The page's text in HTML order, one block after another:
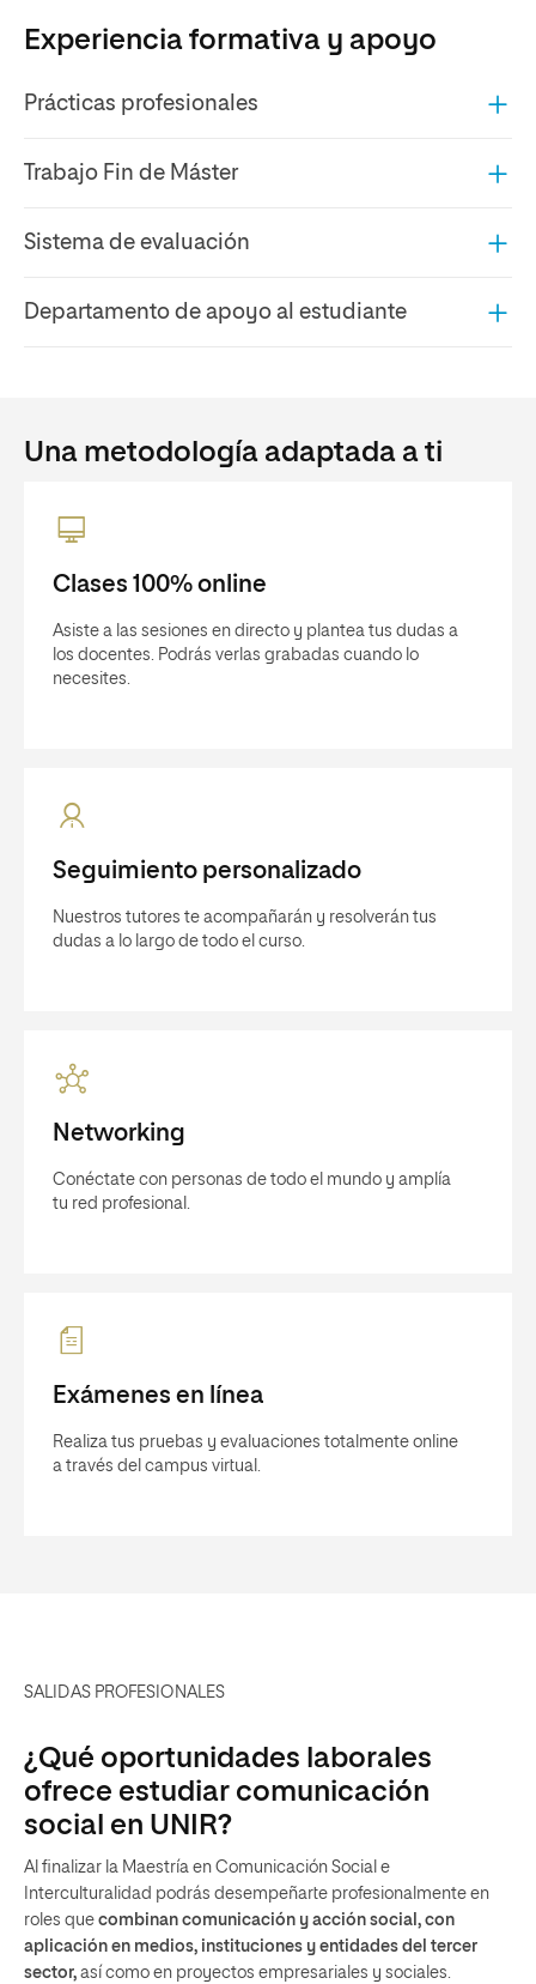
Experiencia formativa y apoyo
Prácticas profesionales
Trabajo Fin de Máster
Sistema de evaluación
Departamento de apoyo al estudiante
Una metodología adaptada a ti
Clases 100% online
Asiste a las sesiones en directo y plantea tus dudas a
los docentes. Podrás verlas grabadas cuando lo
necesites.
Seguimiento personalizado
Nuestros tutores te acompañarán y resolverán tus
dudas a lo largo de todo el curso.
Networking
Conéctate con personas de todo el mundo y amplía
tu red profesional.
Exámenes en línea
Realiza tus pruebas y evaluaciones totalmente online
a través del campus virtual.
SALIDAS PROFESIONALES
¿Qué oportunidades laborales
ofrece estudiar comunicación
social en UNIR?
Al finalizar la Maestría en Comunicación Social e
Interculturalidad podrás desempeñarte profesionalmente en
roles que combinan comunicación y acción social, con
aplicación en medios, instituciones y entidades del tercer
sector, así como en proyectos empresariales y sociales.